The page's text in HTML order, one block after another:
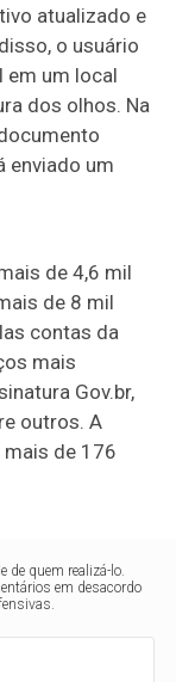
atualizado e
o usuário
em um local
dos olhos. Na
enviado um
de 4,6 mil
de 8 mil
contas da
mais
Gov.br,
outros. A
de 176
de quem realizá-lo.
em desacordo